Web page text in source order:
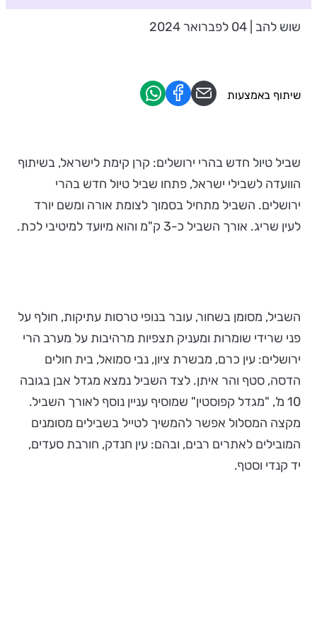
שוש להב | 04 לפברואר 2024
שביל טיול חדש בהרי ירושלים: קרן קימת לישראל, בשיתוף
הוועדה לשבילי ישראל, פתחו שביל טיול חדש בהרי
ירושלים. השביל מתחיל בסמוך לצומת אורה ומשם יורד
לעין שריג. אורך השביל כ-3 ק"מ והוא מיועד למיטיבי לכת.
השביל, מסומן בשחור, עובר בנופי טרסות עתיקות, חולף על
פני שרידי שומרות ומעניק תצפיות מרהיבות על מערב הרי
ירושלים: עין כרם, מבשרת ציון, נבי סמואל, בית חולים
הדסה, סטף והר איתן. לצד השביל נמצא מגדל אבן בגובה
10 מ', "מגדל קפוסטין" שמוסיף עניין נוסף לאורך השביל.
מקצה המסלול אפשר להמשיך לטייל בשבילים מסומנים
המובילים לאתרים רבים, ובהם: עין חנדק, חורבת סעדים,
יד קנדי וסטף.
שיתוף באמצעות